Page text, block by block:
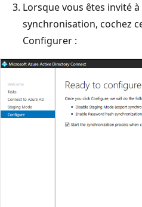
Lorsque vous êtes invité
synchronisation, cochez
Configurer :